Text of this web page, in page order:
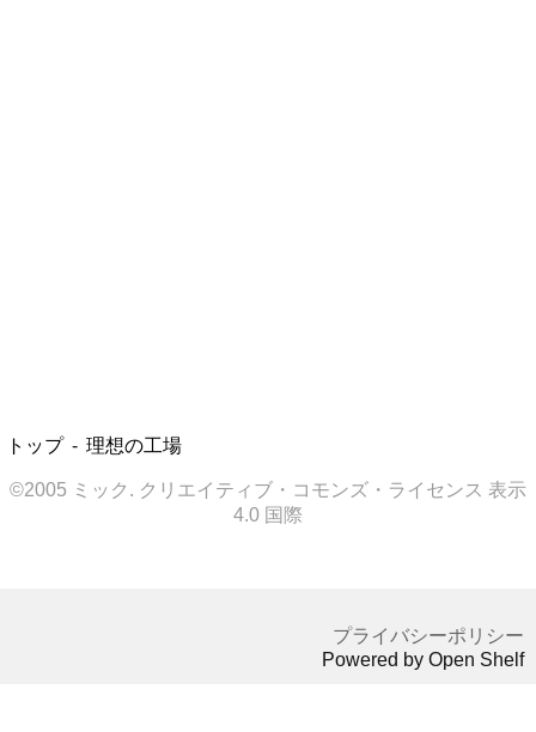
トップ 理想の工場
©2005 ミック. クリエイティブ・コモンズ・ライセンス 表示
4.0 国際
プライバシーポリシー
Powered by Open Shelf